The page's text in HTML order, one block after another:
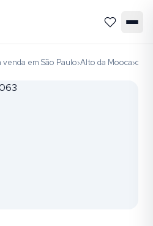
venda em São Paulo›Alto da Mooca›